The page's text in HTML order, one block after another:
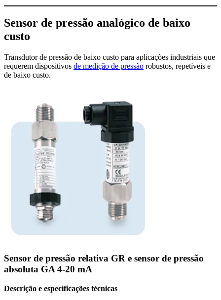
Sensor de pressão analógico de baixo
custo
Transdutor de pressão de baixo custo para aplicações industriais que
requerem dispositivos de medição de pressão robustos, repetíveis e
de baixo custo.
Sensor de pressão relativa GR e sensor de pressão
absoluta GA 4-20 mA
Descrição e especificações técnicas